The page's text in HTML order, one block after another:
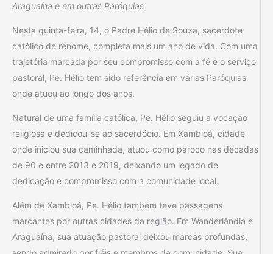
Araguaína e em outras Paróquias
Nesta quinta-feira, 14, o Padre Hélio de Souza, sacerdote
católico de renome, completa mais um ano de vida. Com uma
trajetória marcada por seu compromisso com a fé e o serviço
pastoral, Pe. Hélio tem sido referência em várias Paróquias
onde atuou ao longo dos anos.
Natural de uma família católica, Pe. Hélio seguiu a vocação
religiosa e dedicou-se ao sacerdócio. Em Xambioá, cidade
onde iniciou sua caminhada, atuou como pároco nas décadas
de 90 e entre 2013 e 2019, deixando um legado de
dedicação e compromisso com a comunidade local.
Além de Xambioá, Pe. Hélio também teve passagens
marcantes por outras cidades da região. Em Wanderlândia e
Araguaína, sua atuação pastoral deixou marcas profundas,